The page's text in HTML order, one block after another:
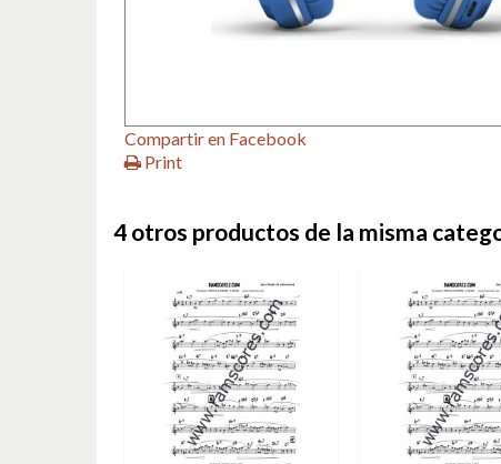
Compartir en Facebook
Print
4 otros productos de la misma